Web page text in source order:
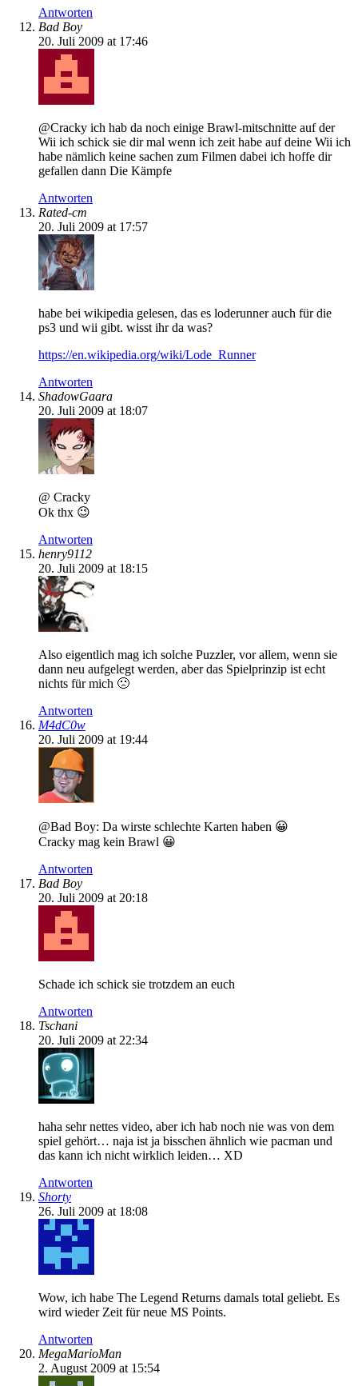
Antworten
Bad Boy
20. Juli 2009 at 17:46
@Cracky ich hab da noch einige Brawl-mitschnitte auf der
Wii ich schick sie dir mal wenn ich zeit habe auf deine Wii ich
habe nämlich keine sachen zum Filmen dabei ich hoffe dir
gefallen dann Die Kämpfe
Antworten
Rated-cm
20. Juli 2009 at 17:57
habe bei wikipedia gelesen, das es loderunner auch für die
ps3 und wii gibt. wisst ihr da was?
https://en.wikipedia.org/wiki/Lode_Runner
Antworten
ShadowGaara
20. Juli 2009 at 18:07
@ Cracky
Ok thx 😉
Antworten
henry9112
20. Juli 2009 at 18:15
Also eigentlich mag ich solche Puzzler, vor allem, wenn sie
dann neu aufgelegt werden, aber das Spielprinzip ist echt
nichts für mich 🙁
Antworten
M4dC0w
20. Juli 2009 at 19:44
@Bad Boy: Da wirste schlechte Karten haben 😀
Cracky mag kein Brawl 😀
Antworten
Bad Boy
20. Juli 2009 at 20:18
Schade ich schick sie trotzdem an euch
Antworten
Tschani
20. Juli 2009 at 22:34
haha sehr nettes video, aber ich hab noch nie was von dem
spiel gehört… naja ist ja bisschen ähnlich wie pacman und
das kann ich nicht wirklich leiden… XD
Antworten
Shorty
26. Juli 2009 at 18:08
Wow, ich habe The Legend Returns damals total geliebt. Es
wird wieder Zeit für neue MS Points.
Antworten
MegaMarioMan
2. August 2009 at 15:54